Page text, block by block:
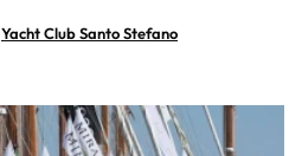
Yacht Club Santo Stefano